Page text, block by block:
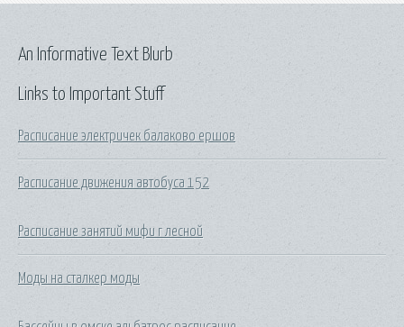
Links to Important Stuff
Расписание электричек балаково ершов
Расписание движения автобуса 152
Расписание занятий мифи г лесной
Моды на сталкер моды
An Informative Text Blurb